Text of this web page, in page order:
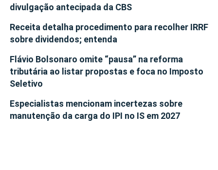
divulgação antecipada da CBS
Receita detalha procedimento para recolher IRRF
sobre dividendos; entenda
Flávio Bolsonaro omite “pausa” na reforma
tributária ao listar propostas e foca no Imposto
Seletivo
Especialistas mencionam incertezas sobre
manutenção da carga do IPI no IS em 2027